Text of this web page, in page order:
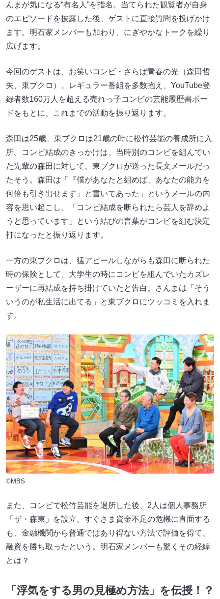
んまが気になる“有名人”を指名。当てられた観覧者が自身
のエピソードを披露した後、ゲストに直接質問を投げかけ
ます。明石家メンバーも加わり、にぎやかなトークを繰り
広げます。
今回のゲストは、お笑いコンビ・さらば青春の光（森田哲
矢、東ブクロ）。レギュラー番組を多数抱え、YouTube登
録者数160万人を超える売れっ子コンビの芸能履歴書ボー
ドをもとに、これまでの活動を振り返ります。
森田は25歳、東ブクロは21歳の時に松竹芸能の養成所に入
所。コンビ結成のきっかけは、当時別のコンビを組んでい
た先輩の森田に対して、東ブクロが送った長文メールだっ
たそう。森田は「『僕があなたと組めば、あなたの能力を
何倍も引き出せます』と書いてあった」というメールの内
容を思い起こし、「コンビ結成を断られたら芸人を辞めよ
うと思っています」という結びの言葉がコンビを組む決定
打になったと振り返ります。
一方の東ブクロは、猛アピールしながらも森田に断られた
時の保険として、大学生の時にコンビを組んでいたカズレ
ーザーに再結成を持ち掛けていたと告白。さんまは「そう
いうのが私生活に出てる」と東ブクロにツッコミを入れま
す。
©MBS
また、コンビで松竹芸能を退所した後、2人は個人事務所
「ザ・森東」を設立。すぐさま資金不足の危機に直面する
も、金融機関から普通ではあり得ない方法で評価を得て、
融資を勝ち取ったという。明石家メンバーも驚くその経緯
とは？
「浮気をする男の見極め方法」を伝授！？